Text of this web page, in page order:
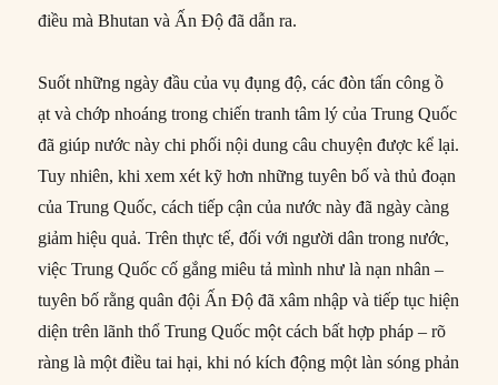
điều mà Bhutan và Ấn Độ đã dẫn ra.
Suốt những ngày đầu của vụ đụng độ, các đòn tấn công ồ
ạt và chớp nhoáng trong chiến tranh tâm lý của Trung Quốc
đã giúp nước này chi phối nội dung câu chuyện được kể lại.
Tuy nhiên, khi xem xét kỹ hơn những tuyên bố và thủ đoạn
của Trung Quốc, cách tiếp cận của nước này đã ngày càng
giảm hiệu quả. Trên thực tế, đối với người dân trong nước,
việc Trung Quốc cố gắng miêu tả mình như là nạn nhân –
tuyên bố rằng quân đội Ấn Độ đã xâm nhập và tiếp tục hiện
diện trên lãnh thổ Trung Quốc một cách bất hợp pháp – rõ
ràng là một điều tai hại, khi nó kích động một làn sóng phản